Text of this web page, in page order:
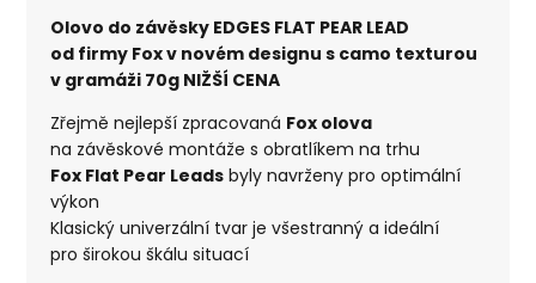
Olovo do závěsky EDGES FLAT PEAR LEAD
od firmy Fox v novém designu s camo texturou
v gramáži 70g NIŽŠÍ CENA
Zřejmě nejlepší zpracovaná Fox olova
na závěskové montáže s obratlíkem na trhu
Fox Flat Pear Leads byly navrženy pro optimální
výkon
Klasický univerzální tvar je všestranný a ideální
pro širokou škálu situací